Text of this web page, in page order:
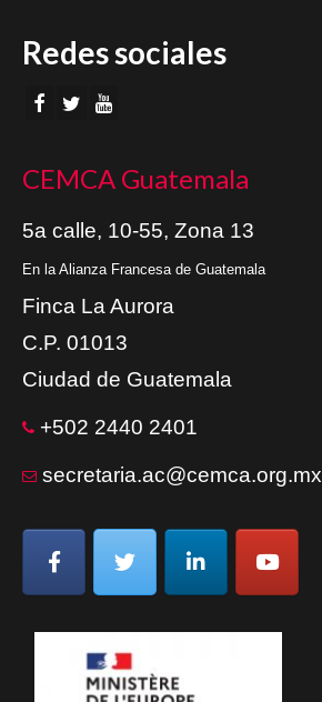
Redes sociales
CEMCA Guatemala
5a calle, 10-55, Zona 13
En la Alianza Francesa de Guatemala
Finca La Aurora
C.P. 01013
Ciudad de Guatemala
+502 2440 2401
secretaria.ac@cemca.org.mx